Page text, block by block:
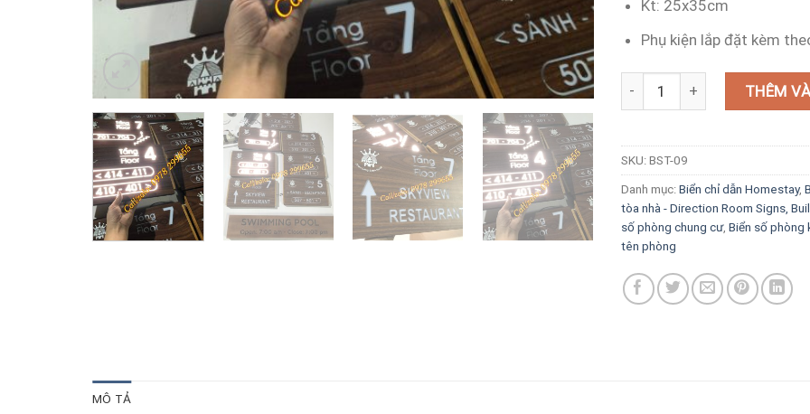
Kt: 25x35cm
Phụ kiện lắp đặt kèm
Biển chỉ dẫn tầng, số phòng
THÊM
SKU:BST-09
Danh mục:Biển chỉ dẫn Homestay,
tòa nhà - Direction Room Signs,
số phòng chung cư, Biển số phòng
tên phòng
MÔ TẢ